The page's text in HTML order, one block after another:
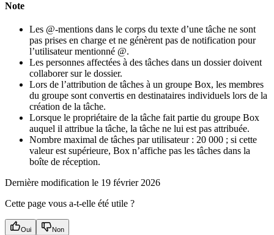
Note
Les @-mentions dans le corps du texte d’une tâche ne sont
pas prises en charge et ne génèrent pas de notification pour
l’utilisateur mentionné @.
Les personnes affectées à des tâches dans un dossier doivent
collaborer sur le dossier.
Lors de l’attribution de tâches à un groupe Box, les membres
du groupe sont convertis en destinataires individuels lors de la
création de la tâche.
Lorsque le propriétaire de la tâche fait partie du groupe Box
auquel il attribue la tâche, la tâche ne lui est pas attribuée.
Nombre maximal de tâches par utilisateur : 20 000 ; si cette
valeur est supérieure, Box n’affiche pas les tâches dans la
boîte de réception.
Dernière modification le 19 février 2026
Cette page vous a-t-elle été utile ?
Oui Non